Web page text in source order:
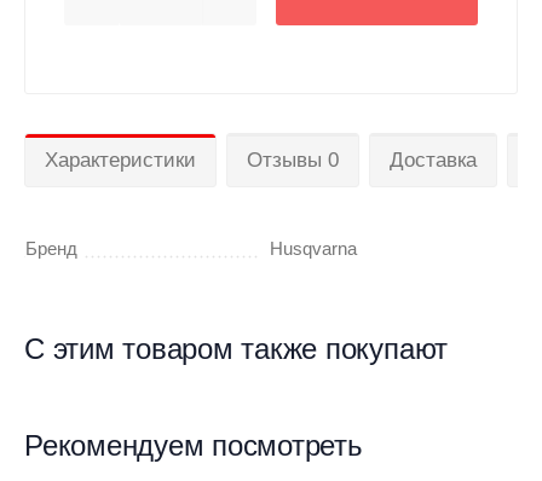
Характеристики Отзывы 0 Доставка
Бренд Husqvarna
С этим товаром также покупают
Рекомендуем посмотреть